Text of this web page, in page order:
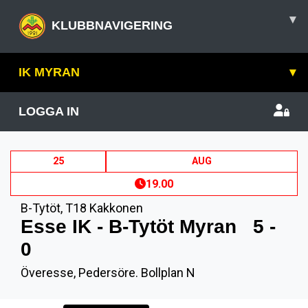
KLUBBNAVIGERING ▾
IK MYRAN ▾
LOGGA IN
25 AUG
19.00
B-Tytöt,T18 Kakkonen
Esse IK - B-Tytöt Myran
5 -
0
Överesse, Pedersöre. Bollplan N